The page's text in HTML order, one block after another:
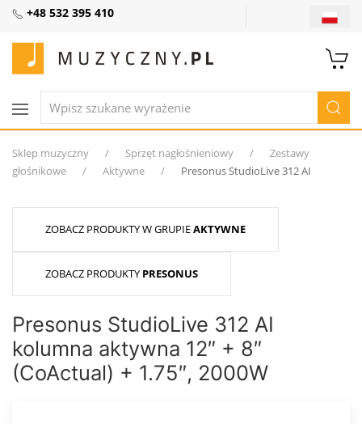
+48 532 395 410
Sklep muzyczny Sprzęt nagłośnieniowy
Zestawy
głośnikowe
Aktywne Presonus StudioLive 312 AI
ZOBACZ PRODUKTY W GRUPIEAKTYWNE
ZOBACZ PRODUKTY PRESONUS
Presonus StudioLive 312 AI
kolumna aktywna 12″ + 8″
(CoActual) + 1.75″, 2000W